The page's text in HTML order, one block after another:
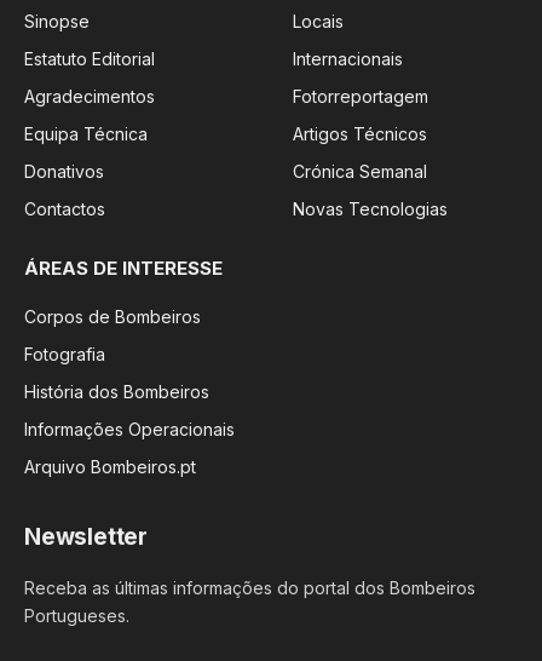
Sinopse
Estatuto Editorial
Agradecimentos
Equipa Técnica
Donativos
Contactos
Locais
Internacionais
Fotorreportagem
Artigos Técnicos
Crónica Semanal
Novas Tecnologias
ÁREAS DE INTERESSE
Corpos de Bombeiros
Fotografia
História dos Bombeiros
Informações Operacionais
Arquivo Bombeiros.pt
Newsletter
Receba as últimas informações do portal dos Bombeiros
Portugueses.